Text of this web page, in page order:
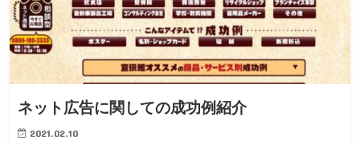
ネット広告に関しての成功例紹介
2021.02.10